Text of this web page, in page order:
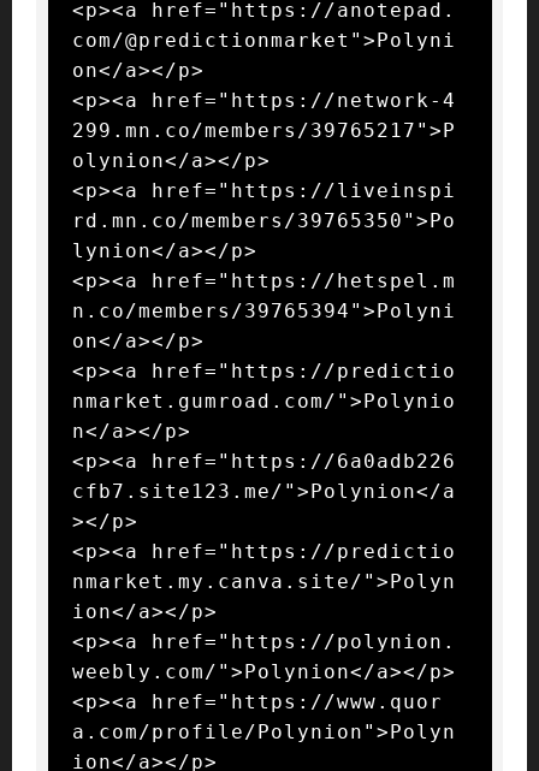
<p><a href="https://anotepad.
com/@predictionmarket">Polyni
on</a></p>
<p><a href="https://network-4
299.mn.co/members/39765217">P
olynion</a></p>
<p><a href="https://liveinspi
rd.mn.co/members/39765350">Po
lynion</a></p>
<p><a href="https://hetspel.m
n.co/members/39765394">Polyni
on</a></p>
<p><a href="https://predictio
nmarket.gumroad.com/">Polynio
n</a></p>
<p><a href="https://6a0adb226
cfb7.site123.me/">Polynion</a
></p>
<p><a href="https://predictio
nmarket.my.canva.site/">Polyn
ion</a></p>
<p><a href="https://polynion.
weebly.com/">Polynion</a></p>
<p><a href="https://www.quor
a.com/profile/Polynion">Polyn
ion</a></p>